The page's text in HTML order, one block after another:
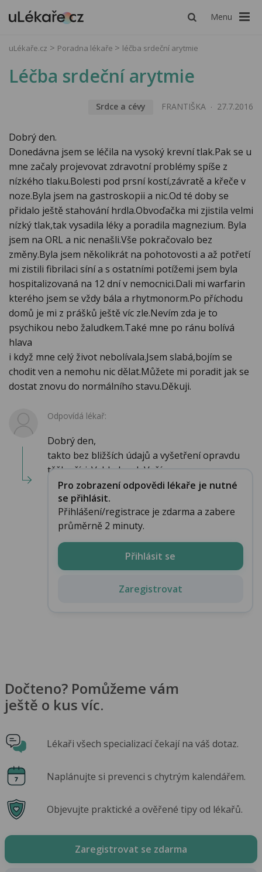
Menu
uLékaře.cz Poradna lékaře léčba srdeční arytmie
Léčba srdeční arytmie
Srdce a cévy FRANTIŠKA 27.7.2016
Dobrý den.
Donedávna jsem se léčila na vysoký krevní tlak.Pak se u
mne začaly projevovat zdravotní problémy spíše z
nízkého tlaku.Bolesti pod prsní kostí,závratě a křeče v
noze.Byla jsem na gastroskopii a nic.Od té doby se
přidalo ještě stahování hrdla.Obvoďačka mi zjistila velmi
nízký tlak,tak vysadila léky a poradila magnezium. Byla
jsem na ORL a nic nenašli.Vše pokračovalo bez
změny.Byla jsem několikrát na pohotovosti a až potřetí
mi zistili fibrilaci síní a s ostatními potížemi jsem byla
hospitalizovaná na 12 dní v nemocnici.Dali mi warfarin
kterého jsem se vždy bála a rhytmonorm.Po příchodu
domů je mi z prášků ještě víc zle.Nevím zda je to
psychikou nebo žaludkem.Také mne po ránu bolívá
hlava
i když mne celý život nebolívala.Jsem slabá,bojím se
chodit ven a nemohu nic dělat.Můžete mi poradit jak se
dostat znovu do normálního stavu.Děkuji.
Odpovídá lékař:
Dobrý den,
takto bez bližších údajů a vyšetření opravdu
těžko říci. Vzhledem k Vaší ...
Pro zobrazení odpovědi lékaře je nutné
se přihlásit.
Přihlášení/registrace je zdarma a zabere
průměrně 2 minuty.
Přihlásit se
Zaregistrovat
Dočteno? Pomůžeme vám
ještě o kus víc.
Lékaři všech specializací čekají na váš dotaz.
Naplánujte si prevenci s chytrým kalendářem.
Objevujte praktické a ověřené tipy od lékařů.
Zaregistrovat se zdarma